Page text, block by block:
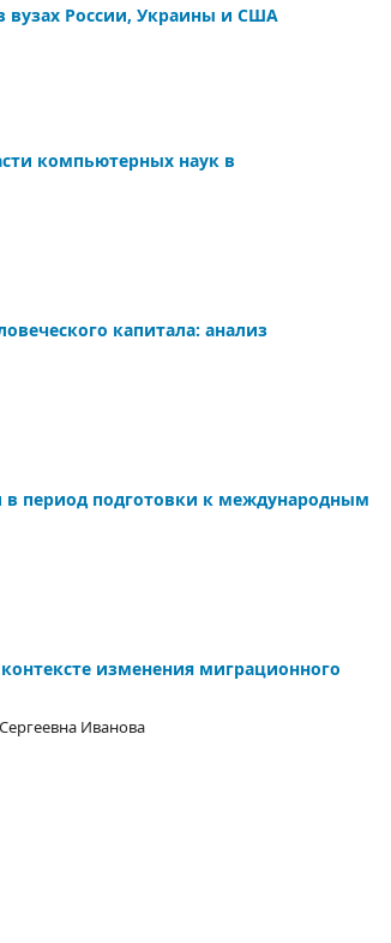
вузах России, Украины и США
компьютерных наук в
капитала: анализ
период подготовки к международным
изменения миграционного
Иванова